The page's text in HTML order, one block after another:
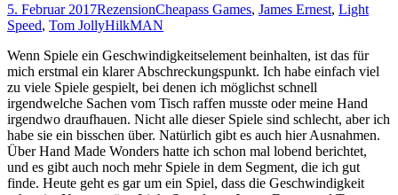
5. Februar 2017RezensionCheapass Games, James Ernest, Light
Speed, Tom JollyHilkMAN
Wenn Spiele ein Geschwindigkeitselement beinhalten, ist das für
mich erstmal ein klarer Abschreckungspunkt. Ich habe einfach viel
zu viele Spiele gespielt, bei denen ich möglichst schnell
irgendwelche Sachen vom Tisch raffen musste oder meine Hand
irgendwo draufhauen. Nicht alle dieser Spiele sind schlecht, aber ich
habe sie ein bisschen über. Natürlich gibt es auch hier Ausnahmen.
Über Hand Made Wonders hatte ich schon mal lobend berichtet,
und es gibt auch noch mehr Spiele in dem Segment, die ich gut
finde. Heute geht es gar um ein Spiel, dass die Geschwindigkeit